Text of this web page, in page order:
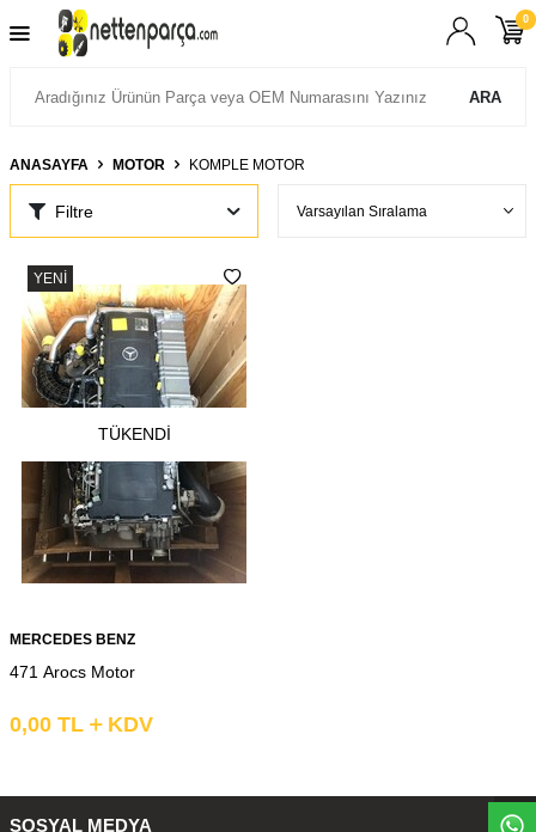
ARA
0
ANASAYFA MOTOR KOMPLE MOTOR
Filtre
YENI
TÜKENDI
MERCEDES BENZ
471 Arocs Motor
0,00 TL KDV
SOSYAL MEDYA